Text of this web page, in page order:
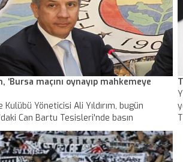
‘Bursa maçını oynayıp mahkemeye
Kulübü Yöneticisi Ali Yıldırım, bugün
Can Bartu Tesisleri'nde basın
sohbet toplantısı yaptı.